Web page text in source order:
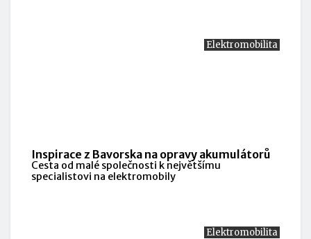
Elektromobilita
Inspirace z Bavorska na opravy akumulátorů
Cesta od malé společnosti k největšímu
specialistovi na elektromobily
Elektromobilita